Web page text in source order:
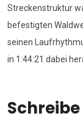
Streckenstruktur
befestigten
seinen
in 1:44:21 dabei